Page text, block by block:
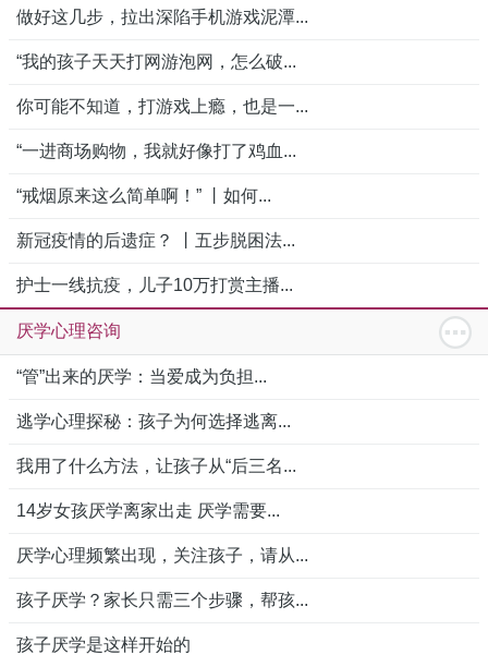
做好这几步，拉出深陷手机游戏泥潭...
“我的孩子天天打网游泡网，怎么破...
你可能不知道，打游戏上瘾，也是一...
“一进商场购物，我就好像打了鸡血...
“戒烟原来这么简单啊！” 丨如何...
新冠疫情的后遗症？ 丨五步脱困法...
护士一线抗疫，儿子10万打赏主播...
厌学心理咨询
“管”出来的厌学：当爱成为负担...
逃学心理探秘：孩子为何选择逃离...
我用了什么方法，让孩子从“后三名...
14岁女孩厌学离家出走 厌学需要...
厌学心理频繁出现，关注孩子，请从...
孩子厌学？家长只需三个步骤，帮孩...
孩子厌学是这样开始的